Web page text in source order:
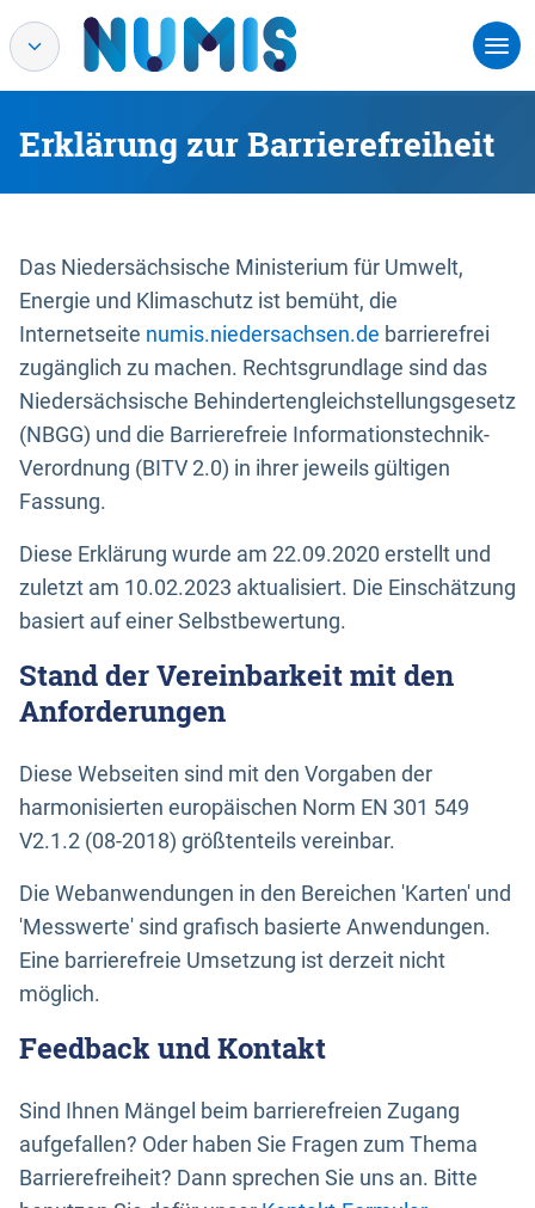
Erklärung zur Barrierefreiheit
Das Niedersächsische Ministerium für Umwelt,
Energie und Klimaschutz ist bemüht, die
Internetseite numis.niedersachsen.de barrierefrei
zugänglich zu machen. Rechtsgrundlage sind das
Niedersächsische Behindertengleichstellungsgesetz
(NBGG) und die Barrierefreie Informationstechnik-
Verordnung (BITV 2.0) in ihrer jeweils gültigen
Fassung.
Diese Erklärung wurde am 22.09.2020 erstellt und
zuletzt am 10.02.2023 aktualisiert. Die Einschätzung
basiert auf einer Selbstbewertung.
Stand der Vereinbarkeit mit den
Anforderungen
Diese Webseiten sind mit den Vorgaben der
harmonisierten europäischen Norm EN 301 549
V2.1.2 (08-2018) größtenteils vereinbar.
Die Webanwendungen in den Bereichen 'Karten' und
'Messwerte' sind grafisch basierte Anwendungen.
Eine barrierefreie Umsetzung ist derzeit nicht
möglich.
Feedback und Kontakt
Sind Ihnen Mängel beim barrierefreien Zugang
aufgefallen? Oder haben Sie Fragen zum Thema
Barrierefreiheit? Dann sprechen Sie uns an. Bitte